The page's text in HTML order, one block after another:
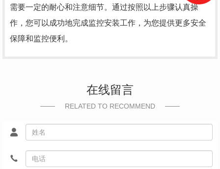
需要一定的耐心和注意细节。通过按照以上步骤认真操
作，您可以成功地完成监控安装工作，为您提供更多安全
保障和监控便利。
在线留言
RELATED TO RECOMMEND